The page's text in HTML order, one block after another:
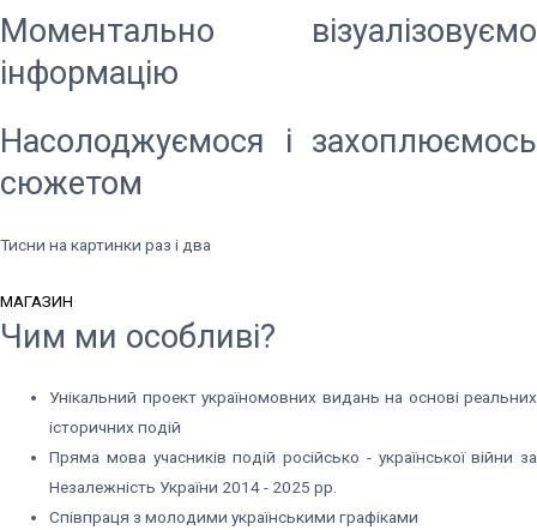
Моментально візуалізовуємо
інформацію
Насолоджуємося і захоплюємось
сюжетом
Тисни на картинки раз і два
МАГАЗИН
Чим ми особливі?
Унікальний проект україномовних видань на основі реальних
історичних подій
Пряма мова учасників подій російсько - української війни за
Незалежність України 2014 - 2025 рр.
Співпраця з молодими українськими графіками